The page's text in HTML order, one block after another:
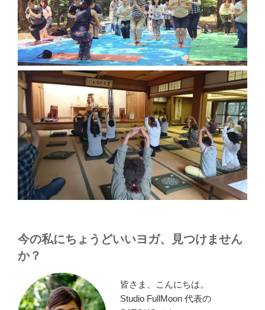
今の私にちょうどいいヨガ、見つけません
か？
皆さま、こんにちは。
Studio FullMoon 代表の